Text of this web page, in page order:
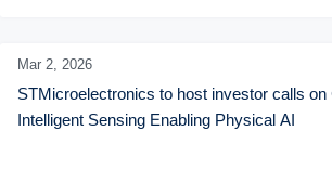
Mar 2, 2026
STMicroelectronics to host investor calls on
Intelligent Sensing Enabling Physical AI